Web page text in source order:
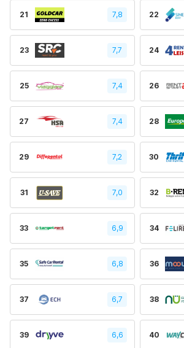
21 7,8 22
23 7,7 24
25 7,4 26
27 7,4 28
29 7,2 30
31 7,0 32
33 6,9 34
35 6,8 36
37 6,7 38
39 6,6 40